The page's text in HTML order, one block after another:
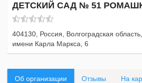
ДЕТСКИЙ САД № 51
404130, Россия, Волгоградская
имени Карла Маркса, 6
Об организации Отзывы На